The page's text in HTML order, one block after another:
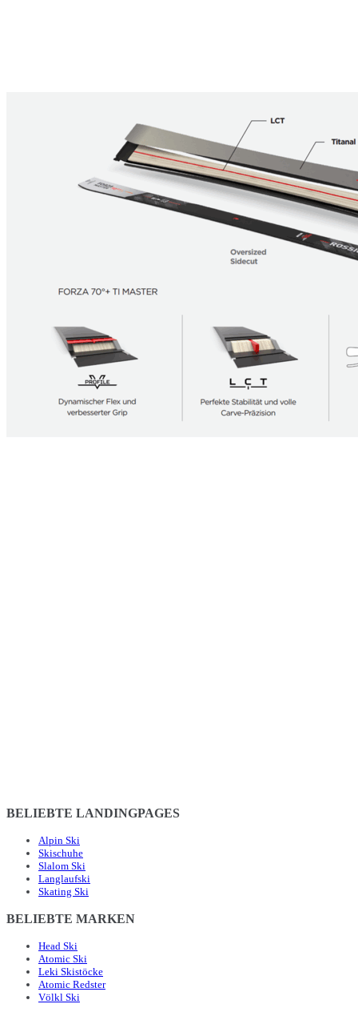
BELIEBTE LANDINGPAGES
Alpin Ski
Skischuhe
Slalom Ski
Langlaufski
Skating Ski
BELIEBTE MARKEN
Head Ski
Atomic Ski
Leki Skistöcke
Atomic Redster
Völkl Ski